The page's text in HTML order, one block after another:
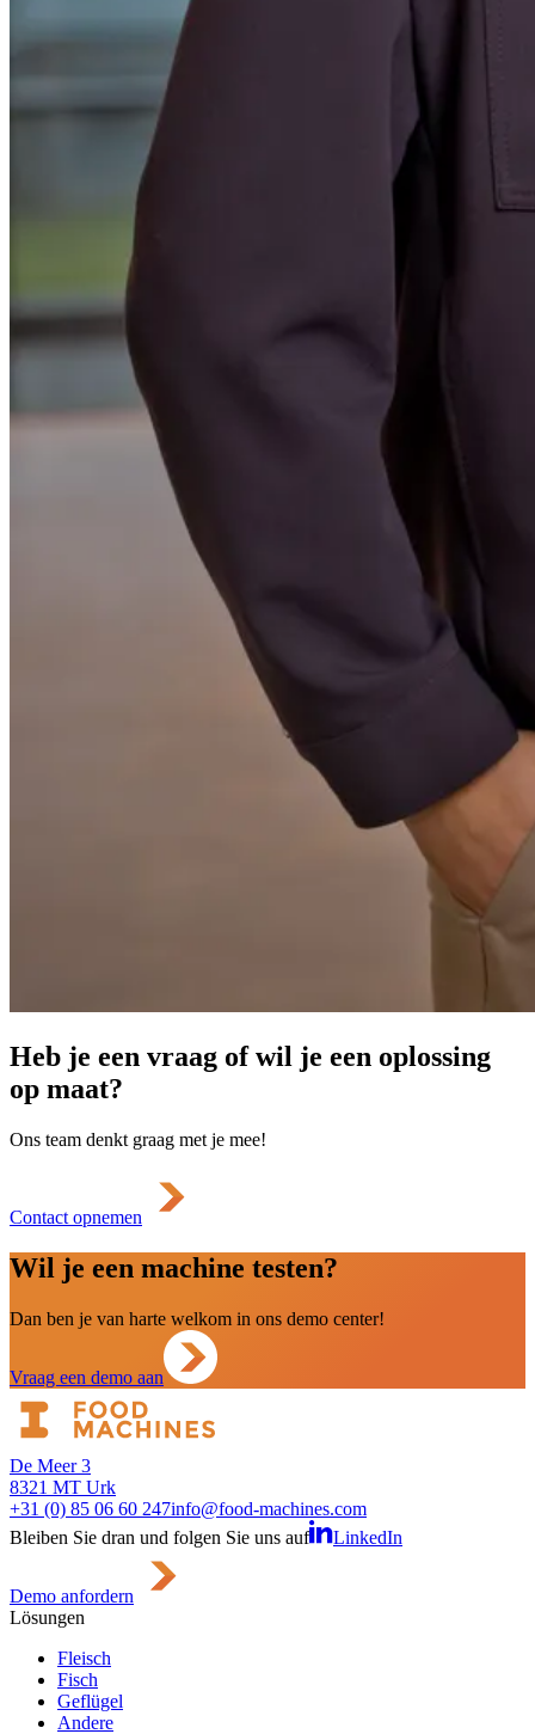
Heb je een vraag of wil je een oplossing
op maat?
Ons team denkt graag met je mee!
Contact opnemen
Wil je een machine testen?
Dan ben je van harte welkom in ons demo center!
Vraag een demo aan
De Meer 3
8321 MT Urk
+31 (0) 85 06 60 247info@food-machines.com
Bleiben Sie dran und folgen Sie uns auf
LinkedIn
Demo anfordern
Lösungen
Fleisch
Fisch
Geflügel
Andere